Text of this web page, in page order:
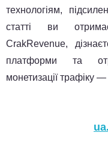
технологіям,
статті ви
CrakRevenue,
платформи та
монетизації трафіку —